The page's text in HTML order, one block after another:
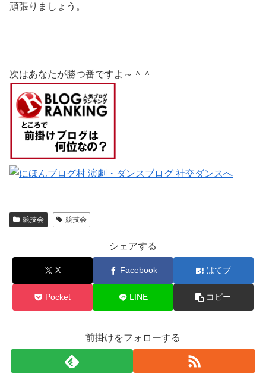
頑張りましょう。
次はあなたが勝つ番ですよ～＾＾
競技会 競技会
シェアする
X Facebook はてブ
Pocket LINE コピー
前掛けをフォローする